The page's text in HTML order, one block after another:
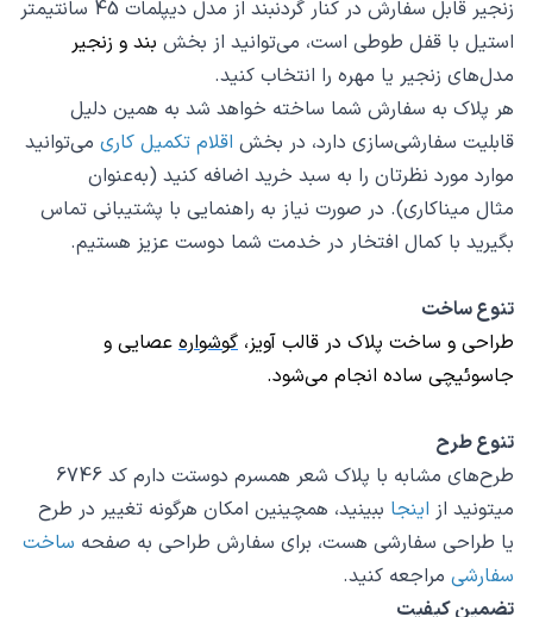
زنجیر قابل سفارش در کنار گردنبند از مدل دیپلمات 45 سانتیمتر
استیل با قفل طوطی است، می‌توانید از بخش بند و زنجیر
مدل‌های زنجیر یا مهره را انتخاب کنید.
هر پلاک به سفارش شما ساخته خواهد شد به همین دلیل
قابلیت سفارشی‌سازی دارد، در بخش اقلام تکمیل کاری می‌توانید
موارد مورد نظرتان را به سبد خرید اضافه کنید (به‌عنوان‌
مثال میناکاری). در صورت نیاز به راهنمایی با پشتیبانی تماس
بگیرید با کمال افتخار در خدمت شما دوست عزیز هستیم.
تنوع ساخت
طراحی و ساخت پلاک در قالب آویز، گوشواره عصایی و
جاسوئیچی ساده انجام می‌شود.
تنوع طرح
طرح‌های مشابه با پلاک شعر همسرم دوستت دارم کد 6746
میتونید از اینجا ببینید، همچینین امکان هرگونه تغییر در طرح
یا طراحی سفارشی هست، برای سفارش طراحی به صفحه ساخت
سفارشی مراجعه کنید.
تضمین کیفیت